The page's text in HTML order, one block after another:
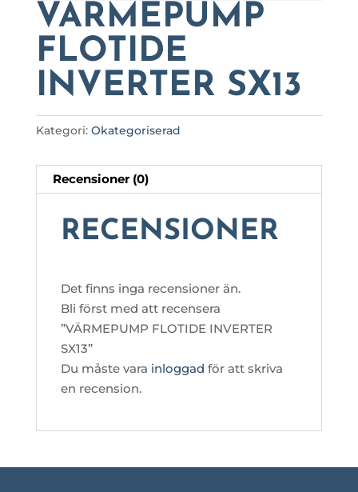
VÄRMEPUMP
FLOTIDE
INVERTER SX13
Kategori: Okategoriserad
Recensioner (0)
RECENSIONER
Det finns inga recensioner än.
Bli först med att recensera
”VÄRMEPUMP FLOTIDE INVERTER
SX13”
Du måste vara inloggad för att skriva
en recension.